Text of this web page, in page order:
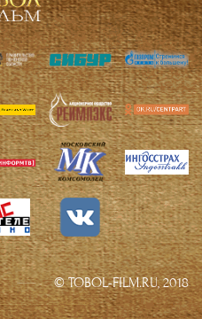
© TOBOL-FILM.RU, 2018